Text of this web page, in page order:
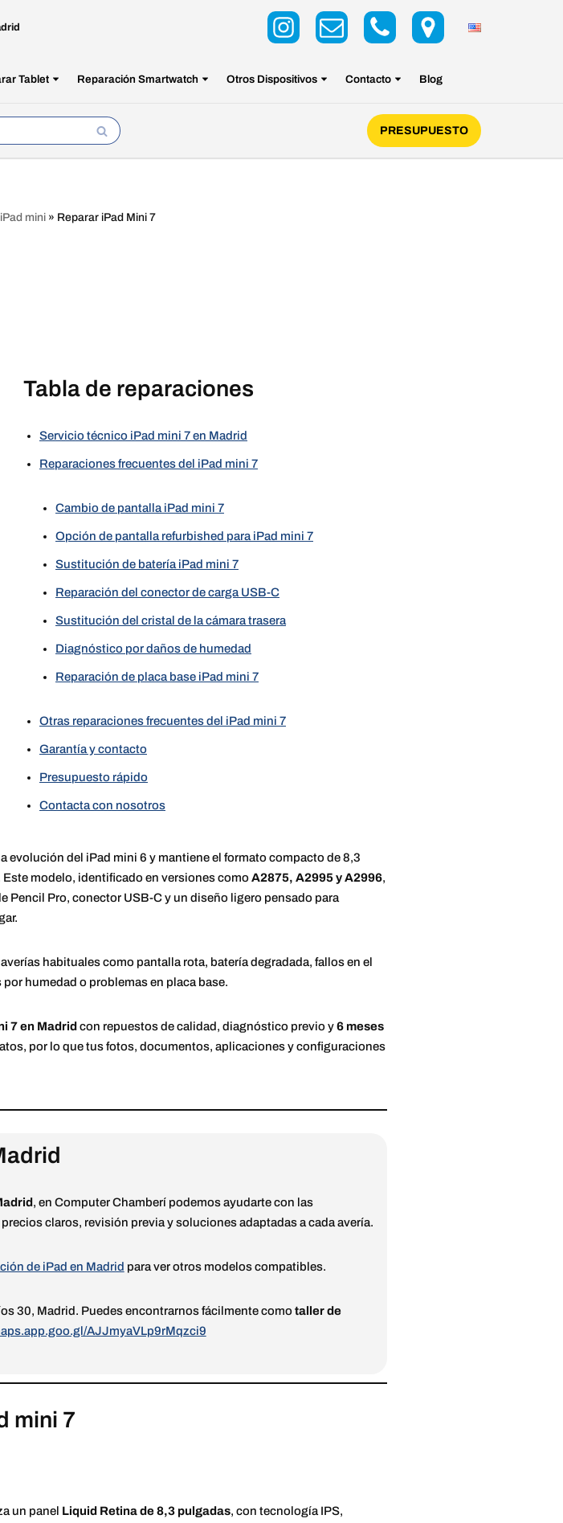
Tablet Reparación Smartwatch Otros Dispositivos Contacto Blog
PRESUPUESTO
mini » Reparar iPad Mini 7
Tabla de reparaciones
Servicio técnico iPad mini 7 en Madrid
Reparaciones frecuentes del iPad mini 7
Cambio de pantalla iPad mini 7
Opción de pantalla refurbished para iPad mini 7
Sustitución de batería iPad mini 7
Reparación del conector de carga USB-C
Sustitución del cristal de la cámara trasera
Diagnóstico por daños de humedad
Reparación de placa base iPad mini 7
Otras reparaciones frecuentes del iPad mini 7
Garantía y contacto
Presupuesto rápido
Contacta con nosotros
evolución del iPad mini 6 y mantiene el formato compacto de 8,3
Este modelo, identificado en versiones comoA2875, A2995 y A2996,
Pro, conector USB-C y un diseño ligero pensado para
habituales como pantalla rota, batería degradada, fallos en el
humedad o problemas en placa base.
7 en Madrid con repuestos de calidad, diagnóstico previo y6 meses
por lo que tus fotos, documentos, aplicaciones y configuraciones
, en Computer Chamberí podemos ayudarte con las
claros, revisión previa y soluciones adaptadas a cada avería.
de iPad en Madrid para ver otros modelos compatibles.
30, Madrid. Puedes encontrarnos fácilmente comotaller de
AJJmyaVLp9rMqzci9
mini 7
un panel Liquid Retina de 8,3 pulgadas, con tecnología IPS,